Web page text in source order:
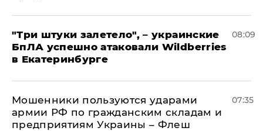
"Три штуки залетело", – украинские
БпЛА успешно атаковали Wildberries
в Екатеринбурге
08:09
Мошенники пользуются ударами
армии РФ по гражданским складам и
предприятиям Украины – Флеш
07:35